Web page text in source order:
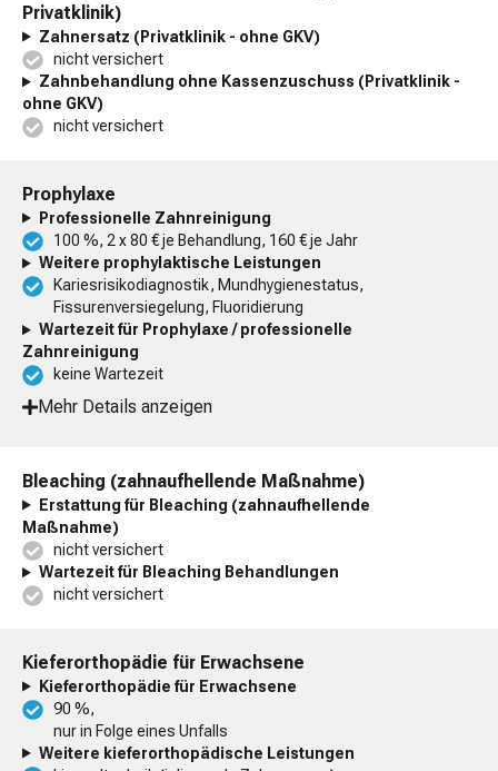
Privatklinik)
Zahnersatz (Privatklinik - ohne GKV)
nicht versichert
Zahnbehandlung ohne Kassenzuschuss (Privatklinik -
ohne GKV)
nicht versichert
Prophylaxe
Professionelle Zahnreinigung
100 %, 2 x 80 € je Behandlung, 160 € je Jahr
Weitere prophylaktische Leistungen
Kariesrisikodiagnostik, Mundhygienestatus,
Fissurenversiegelung, Fluoridierung
Wartezeit für Prophylaxe / professionelle
Zahnreinigung
keine Wartezeit
Mehr Details anzeigen
Bleaching (zahnaufhellende Maßnahme)
Erstattung für Bleaching (zahnaufhellende
Maßnahme)
nicht versichert
Wartezeit für Bleaching Behandlungen
nicht versichert
Kieferorthopädie für Erwachsene
Kieferorthopädie für Erwachsene
90 %,
nur in Folge eines Unfalls
Weitere kieferorthopädische Leistungen